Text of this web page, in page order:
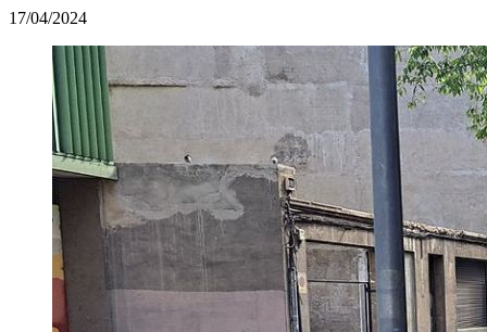
17/04/2024